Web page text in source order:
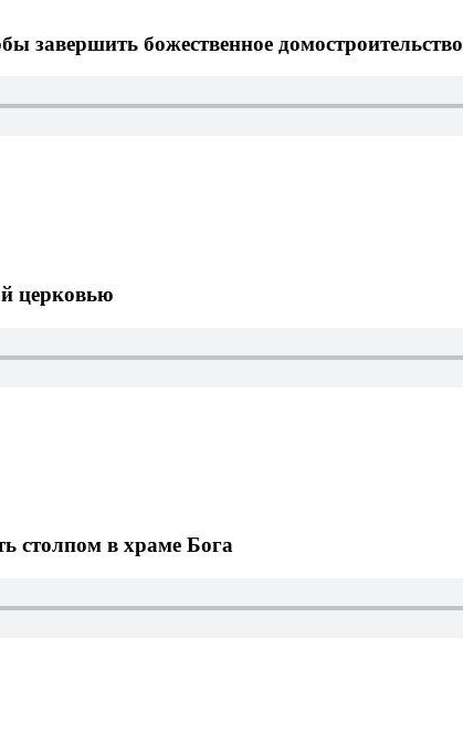
завершить божественное домостроительство
церковью
столпом в храме Бога